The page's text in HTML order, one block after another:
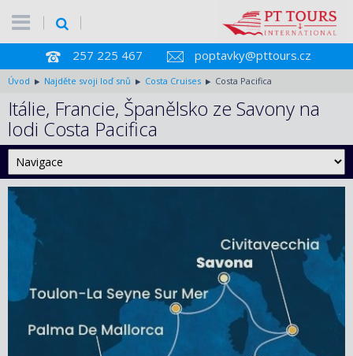
257 225 467 poptavky@pttours.cz
Úvod Najděte svoji loď snů Costa Cruises Costa Pacifica
Itálie, Francie, Španělsko ze Savony na
lodi Costa Pacifica